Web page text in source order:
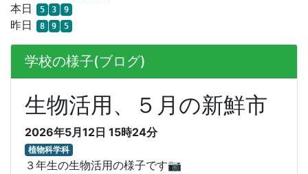
本日 5 3 9
昨日 8 9 5
学校の様子(ブログ)
生物活用、５月の新鮮市
2026年5月12日 15時24分
植物科学科
３年生の生物活用の様子です📷